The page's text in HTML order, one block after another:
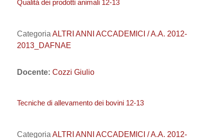
Qualità dei prodotti animali 12-13
Categoria ALTRI ANNI ACCADEMICI / A.A. 2012-
2013_DAFNAE
Docente: Cozzi Giulio
Tecniche di allevamento dei bovini 12-13
Categoria ALTRI ANNI ACCADEMICI / A.A. 2012-